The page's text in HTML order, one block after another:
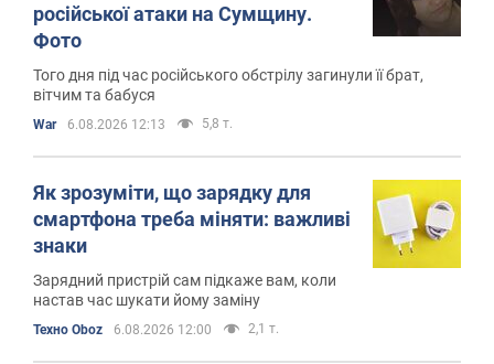
російської атаки на Сумщину.
Фото
Того дня під час російського обстрілу загинули її брат,
вітчим та бабуся
War 6.08.2026 12:13 5,8 т.
Як зрозуміти, що зарядку для
смартфона треба міняти: важливі
знаки
Зарядний пристрій сам підкаже вам, коли
настав час шукати йому заміну
Техно Oboz 6.08.2026 12:00 2,1 т.